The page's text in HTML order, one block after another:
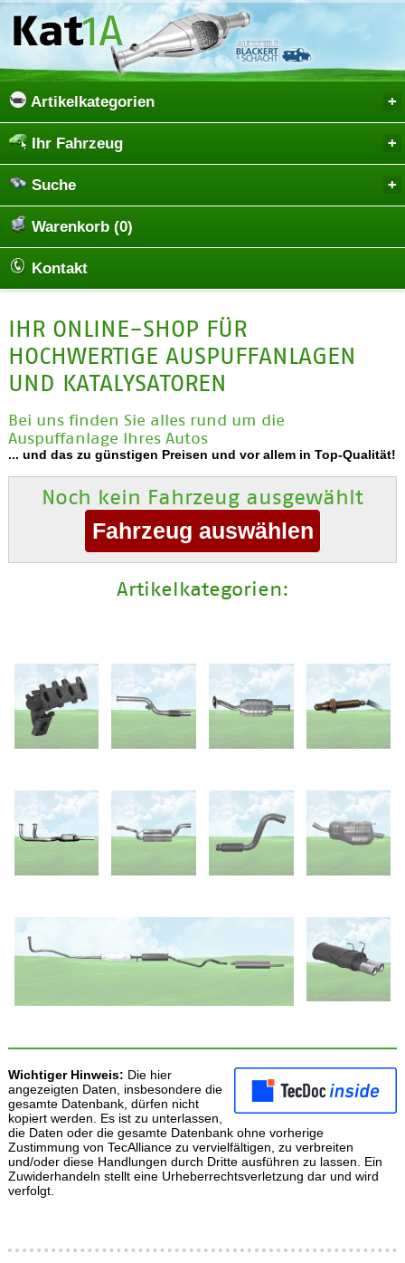
Artikelkategorien
Ihr Fahrzeug
Suche
Warenkorb (0)
Kontakt
IHR ONLINE-SHOP FÜR
HOCHWERTIGE AUSPUFFANLAGEN
UND KATALYSATOREN
Bei uns finden Sie alles rund um die
Auspuffanlage Ihres Autos
... und das zu günstigen Preisen und vor allem in Top-Qualität!
Noch kein Fahrzeug ausgewählt
Artikelkategorien:
Wichtiger Hinweis: Die hier
angezeigten Daten, insbesondere die
gesamte Datenbank, dürfen nicht
kopiert werden. Es ist zu unterlassen,
die Daten oder die gesamte Datenbank ohne vorherige
Zustimmung von TecAlliance zu vervielfältigen, zu verbreiten
und/oder diese Handlungen durch Dritte ausführen zu lassen. Ein
Zuwiderhandeln stellt eine Urheberrechtsverletzung dar und wird
verfolgt.